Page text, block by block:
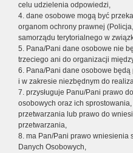
celu udzielenia odpowiedzi,
4. dane osobowe mogą być
organom ochrony prawnej
samorządu terytorialnego w
5. Pana/Pani dane osobowe nie
trzeciego ani do organizacji
6. Pana/Pani dane osobowe będą
i w zakresie niezbędnym do
7. przysługuje Panu/Pani prawo
osobowych oraz ich
przetwarzania lub prawo do
przetwarzania,
8. ma Pan/Pani prawo wniesienia
Danych Osobowych,